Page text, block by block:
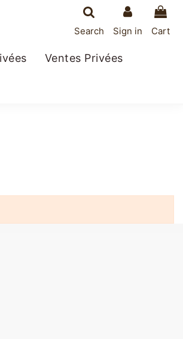
Search Sign in Cart
Ventes Privées